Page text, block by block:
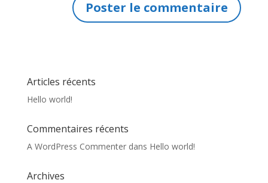
Articles récents
Hello world!
Commentaires récents
A WordPress Commenterdans Hello world!
Archives